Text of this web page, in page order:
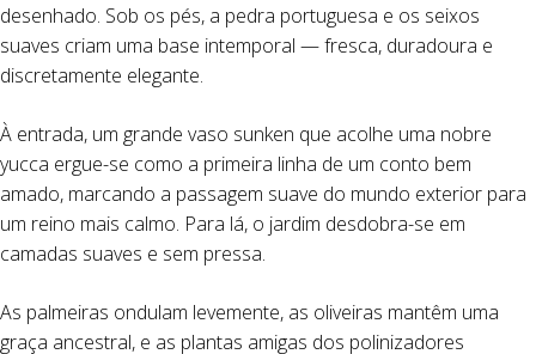
desenhado. Sob os pés, a pedra portuguesa e os seixos
suaves criam uma base intemporal — fresca, duradoura e
discretamente elegante.
À entrada, um grande vaso sunken que acolhe uma nobre
yucca ergue-se como a primeira linha de um conto bem
amado, marcando a passagem suave do mundo exterior para
um reino mais calmo. Para lá, o jardim desdobra-se em
camadas suaves e sem pressa.
As palmeiras ondulam levemente, as oliveiras mantêm uma
graça ancestral, e as plantas amigas dos polinizadores